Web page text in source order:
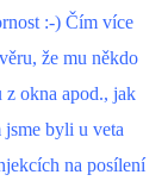
:-) Čím více
že mu někdo
okna apod., jak
jsme byli u veta
na posílení